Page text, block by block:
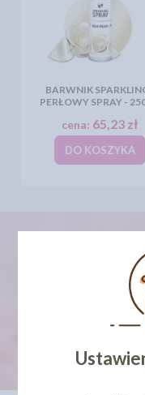
BARWNIK
PERŁOWY SPRAY -
cena: 65,23 zł
DO KOSZYKA